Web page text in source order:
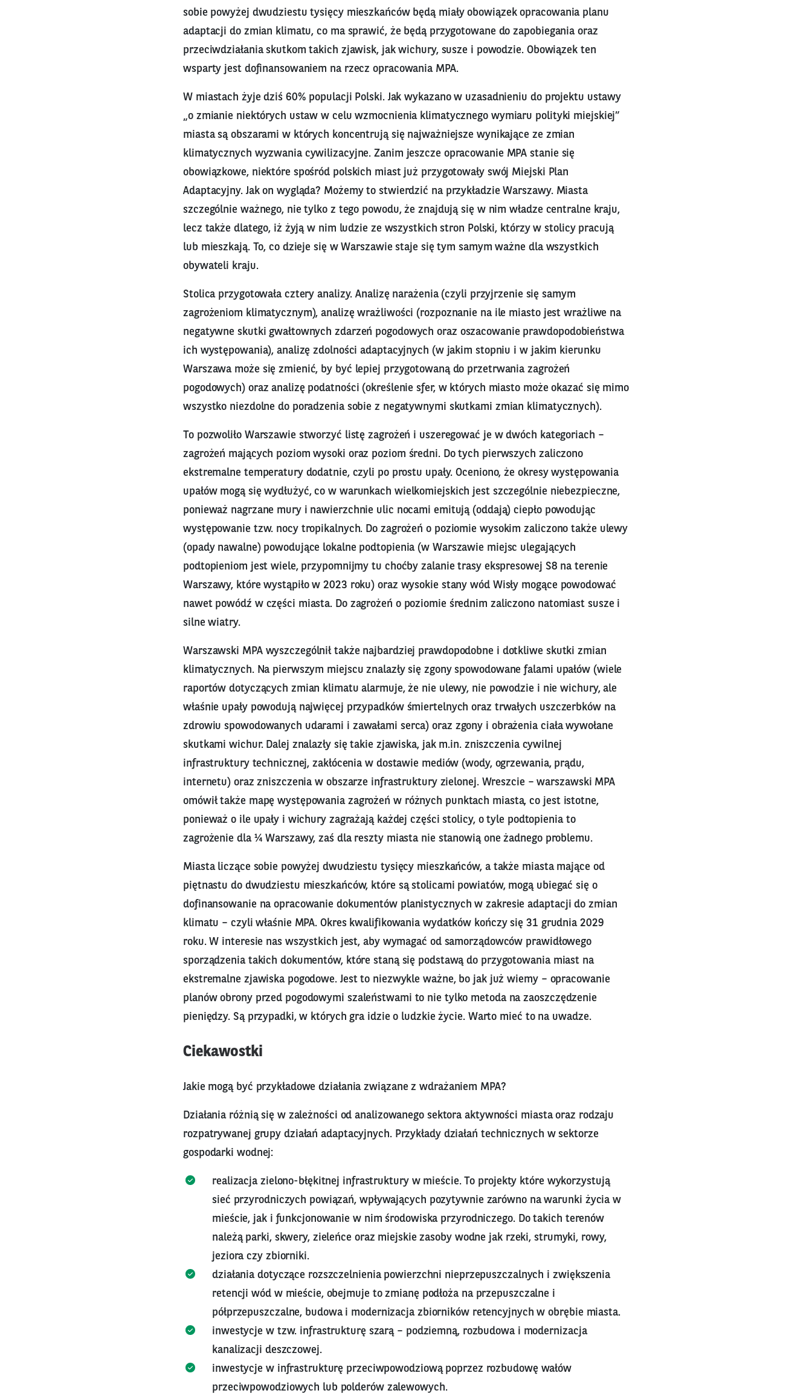
sobie powyżej dwudziestu tysięcy mieszkańców będą miały obowiązek opracowania planu
adaptacji do zmian klimatu, co ma sprawić, że będą przygotowane do zapobiegania oraz
przeciwdziałania skutkom takich zjawisk, jak wichury, susze i powodzie. Obowiązek ten
wsparty jest dofinansowaniem na rzecz opracowania MPA.
W miastach żyje dziś 60% populacji Polski. Jak wykazano w uzasadnieniu do projektu ustawy
„o zmianie niektórych ustaw w celu wzmocnienia klimatycznego wymiaru polityki miejskiej”
miasta są obszarami w których koncentrują się najważniejsze wynikające ze zmian
klimatycznych wyzwania cywilizacyjne. Zanim jeszcze opracowanie MPA stanie się
obowiązkowe, niektóre spośród polskich miast już przygotowały swój Miejski Plan
Adaptacyjny. Jak on wygląda? Możemy to stwierdzić na przykładzie Warszawy. Miasta
szczególnie ważnego, nie tylko z tego powodu, że znajdują się w nim władze centralne kraju,
lecz także dlatego, iż żyją w nim ludzie ze wszystkich stron Polski, którzy w stolicy pracują
lub mieszkają. To, co dzieje się w Warszawie staje się tym samym ważne dla wszystkich
obywateli kraju.
Stolica przygotowała cztery analizy. Analizę narażenia (czyli przyjrzenie się samym
zagrożeniom klimatycznym), analizę wrażliwości (rozpoznanie na ile miasto jest wrażliwe na
negatywne skutki gwałtownych zdarzeń pogodowych oraz oszacowanie prawdopodobieństwa
ich występowania), analizę zdolności adaptacyjnych (w jakim stopniu i w jakim kierunku
Warszawa może się zmienić, by być lepiej przygotowaną do przetrwania zagrożeń
pogodowych) oraz analizę podatności (określenie sfer, w których miasto może okazać się mimo
wszystko niezdolne do poradzenia sobie z negatywnymi skutkami zmian klimatycznych).
To pozwoliło Warszawie stworzyć listę zagrożeń i uszeregować je w dwóch kategoriach –
zagrożeń mających poziom wysoki oraz poziom średni. Do tych pierwszych zaliczono
ekstremalne temperatury dodatnie, czyli po prostu upały. Oceniono, że okresy występowania
upałów mogą się wydłużyć, co w warunkach wielkomiejskich jest szczególnie niebezpieczne,
ponieważ nagrzane mury i nawierzchnie ulic nocami emitują (oddają) ciepło powodując
występowanie tzw. nocy tropikalnych. Do zagrożeń o poziomie wysokim zaliczono także ulewy
(opady nawalne) powodujące lokalne podtopienia (w Warszawie miejsc ulegających
podtopieniom jest wiele, przypomnijmy tu choćby zalanie trasy ekspresowej S8 na terenie
Warszawy, które wystąpiło w 2023 roku) oraz wysokie stany wód Wisły mogące powodować
nawet powódź w części miasta. Do zagrożeń o poziomie średnim zaliczono natomiast susze i
silne wiatry.
Warszawski MPA wyszczególnił także najbardziej prawdopodobne i dotkliwe skutki zmian
klimatycznych. Na pierwszym miejscu znalazły się zgony spowodowane falami upałów (wiele
raportów dotyczących zmian klimatu alarmuje, że nie ulewy, nie powodzie i nie wichury, ale
właśnie upały powodują najwięcej przypadków śmiertelnych oraz trwałych uszczerbków na
zdrowiu spowodowanych udarami i zawałami serca) oraz zgony i obrażenia ciała wywołane
skutkami wichur. Dalej znalazły się takie zjawiska, jak m.in. zniszczenia cywilnej
infrastruktury technicznej, zakłócenia w dostawie mediów (wody, ogrzewania, prądu,
internetu) oraz zniszczenia w obszarze infrastruktury zielonej. Wreszcie – warszawski MPA
omówił także mapę występowania zagrożeń w różnych punktach miasta, co jest istotne,
ponieważ o ile upały i wichury zagrażają każdej części stolicy, o tyle podtopienia to
zagrożenie dla ¼ Warszawy, zaś dla reszty miasta nie stanowią one żadnego problemu.
Miasta liczące sobie powyżej dwudziestu tysięcy mieszkańców, a także miasta mające od
piętnastu do dwudziestu mieszkańców, które są stolicami powiatów, mogą ubiegać się o
dofinansowanie na opracowanie dokumentów planistycznych w zakresie adaptacji do zmian
klimatu – czyli właśnie MPA. Okres kwalifikowania wydatków kończy się 31 grudnia 2029
roku. W interesie nas wszystkich jest, aby wymagać od samorządowców prawidłowego
sporządzenia takich dokumentów, które staną się podstawą do przygotowania miast na
ekstremalne zjawiska pogodowe. Jest to niezwykle ważne, bo jak już wiemy – opracowanie
planów obrony przed pogodowymi szaleństwami to nie tylko metoda na zaoszczędzenie
pieniędzy. Są przypadki, w których gra idzie o ludzkie życie. Warto mieć to na uwadze.
Ciekawostki
Jakie mogą być przykładowe działania związane z wdrażaniem MPA?
Działania różnią się w zależności od analizowanego sektora aktywności miasta oraz rodzaju
rozpatrywanej grupy działań adaptacyjnych. Przykłady działań technicznych w sektorze
gospodarki wodnej:
realizacja zielono-błękitnej infrastruktury w mieście. To projekty które wykorzystują
sieć przyrodniczych powiązań, wpływających pozytywnie zarówno na warunki życia w
mieście, jak i funkcjonowanie w nim środowiska przyrodniczego. Do takich terenów
należą parki, skwery, zieleńce oraz miejskie zasoby wodne jak rzeki, strumyki, rowy,
jeziora czy zbiorniki.
działania dotyczące rozszczelnienia powierzchni nieprzepuszczalnych i zwiększenia
retencji wód w mieście, obejmuje to zmianę podłoża na przepuszczalne i
półprzepuszczalne, budowa i modernizacja zbiorników retencyjnych w obrębie miasta.
inwestycje w tzw. infrastrukturę szarą – podziemną, rozbudowa i modernizacja
kanalizacji deszczowej.
inwestycje w infrastrukturę przeciwpowodziową poprzez rozbudowę wałów
przeciwpowodziowych lub polderów zalewowych.